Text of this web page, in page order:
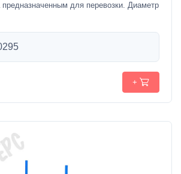
предназначенным для перевозки. Диаметр
+